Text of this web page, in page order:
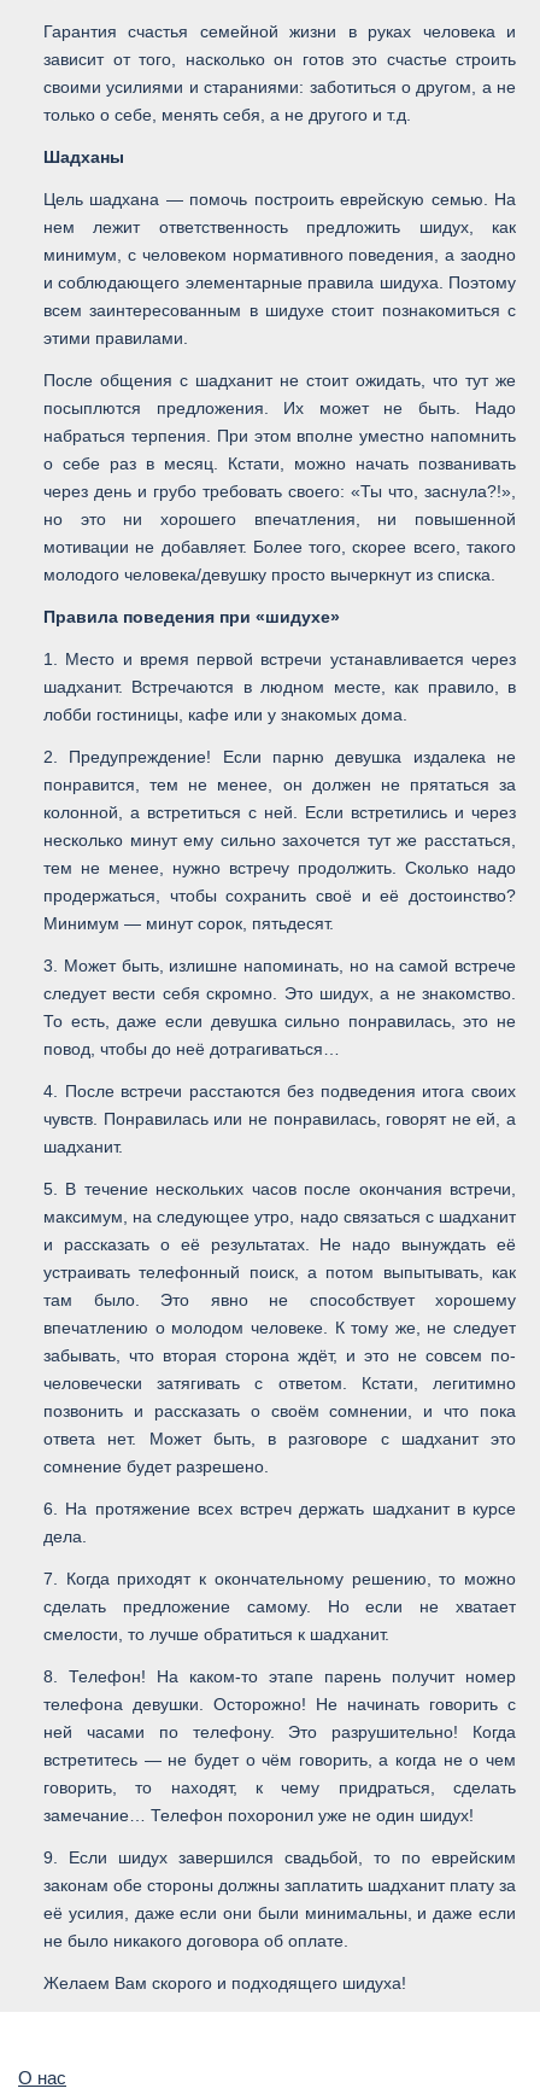
Гарантия счастья семейной жизни в руках человека и
зависит от того, насколько он готов это счастье строить
своими усилиями и стараниями: заботиться о другом, а не
только о себе, менять себя, а не другого и т.д.
Шадханы
Цель шадхана — помочь построить еврейскую семью. На
нем лежит ответственность предложить шидух, как
минимум, с человеком нормативного поведения, а заодно
и соблюдающего элементарные правила шидуха. Поэтому
всем заинтересованным в шидухе стоит познакомиться с
этими правилами.
После общения с шадханит не стоит ожидать, что тут же
посыплются предложения. Их может не быть. Надо
набраться терпения. При этом вполне уместно напомнить
о себе раз в месяц. Кстати, можно начать позванивать
через день и грубо требовать своего: «Ты что, заснула?!»,
но это ни хорошего впечатления, ни повышенной
мотивации не добавляет. Более того, скорее всего, такого
молодого человека/девушку просто вычеркнут из списка.
Правила поведения при «шидухе»
1. Место и время первой встречи устанавливается через
шадханит. Встречаются в людном месте, как правило, в
лобби гостиницы, кафе или у знакомых дома.
2. Предупреждение! Если парню девушка издалека не
понравится, тем не менее, он должен не прятаться за
колонной, а встретиться с ней. Если встретились и через
несколько минут ему сильно захочется тут же расстаться,
тем не менее, нужно встречу продолжить. Сколько надо
продержаться, чтобы сохранить своё и её достоинство?
Минимум — минут сорок, пятьдесят.
3. Может быть, излишне напоминать, но на самой встрече
следует вести себя скромно. Это шидух, а не знакомство.
То есть, даже если девушка сильно понравилась, это не
повод, чтобы до неё дотрагиваться…
4. После встречи расстаются без подведения итога своих
чувств. Понравилась или не понравилась, говорят не ей, а
шадханит.
5. В течение нескольких часов после окончания встречи,
максимум, на следующее утро, надо связаться с шадханит
и рассказать о её результатах. Не надо вынуждать её
устраивать телефонный поиск, а потом выпытывать, как
там было. Это явно не способствует хорошему
впечатлению о молодом человеке. К тому же, не следует
забывать, что вторая сторона ждёт, и это не совсем по-
человечески затягивать с ответом. Кстати, легитимно
позвонить и рассказать о своём сомнении, и что пока
ответа нет. Может быть, в разговоре с шадханит это
сомнение будет разрешено.
6. На протяжение всех встреч держать шадханит в курсе
дела.
7. Когда приходят к окончательному решению, то можно
сделать предложение самому. Но если не хватает
смелости, то лучше обратиться к шадханит.
8. Телефон! На каком-то этапе парень получит номер
телефона девушки. Осторожно! Не начинать говорить с
ней часами по телефону. Это разрушительно! Когда
встретитесь — не будет о чём говорить, а когда не о чем
говорить, то находят, к чему придраться, сделать
замечание… Телефон похоронил уже не один шидух!
9. Если шидух завершился свадьбой, то по еврейским
законам обе стороны должны заплатить шадханит плату за
её усилия, даже если они были минимальны, и даже если
не было никакого договора об оплате.
Желаем Вам скорого и подходящего шидуха!
О нас